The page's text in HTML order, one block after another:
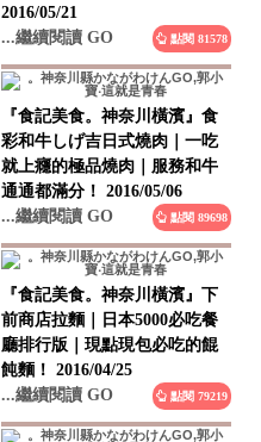
...繼續閱讀 GO
『食記美食。神奈川橫濱』食
彩和牛しげ吉日式燒肉｜一吃
就上癮的極品燒肉｜服務和牛
通通都滿分！ 2016/05/06
...繼續閱讀 GO
點閱 89698
『食記美食。神奈川橫濱』下
前商店拉麵｜日本5000必吃餐
廳排行版｜現點現包必吃的餛
飩麵！ 2016/04/25
...繼續閱讀 GO